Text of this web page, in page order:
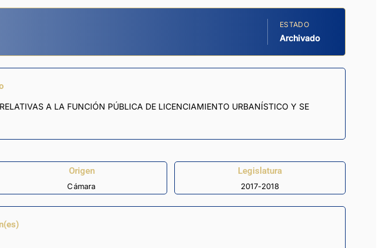
ESTADO
Archivado
A LA FUNCIÓN PÚBLICA DE LICENCIAMIENTO URBANÍSTICO Y SE
Origen
Cámara
Legislatura
2017-2018